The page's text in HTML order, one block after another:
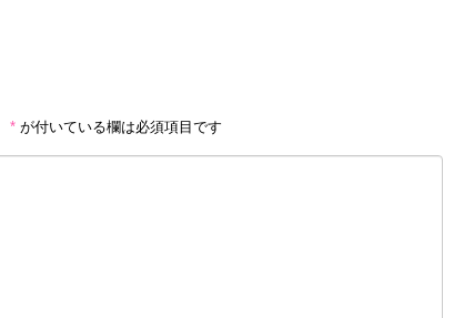
* が付いている欄は必須項目です